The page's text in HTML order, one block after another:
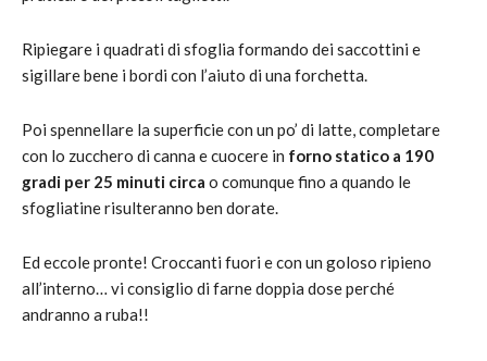
Ripiegare i quadrati di sfoglia formando dei saccottini e
sigillare bene i bordi con l’aiuto di una forchetta.
Poi spennellare la superficie con un po’ di latte, completare
con lo zucchero di canna e cuocere in forno statico a 190
gradi per 25 minuti circa o comunque fino a quando le
sfogliatine risulteranno ben dorate.
Ed eccole pronte! Croccanti fuori e con un goloso ripieno
all’interno… vi consiglio di farne doppia dose perché
andranno a ruba!!